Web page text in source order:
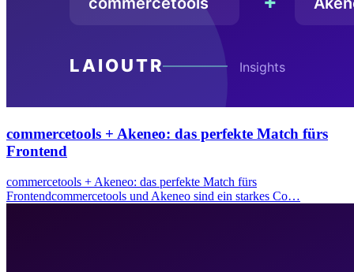
commercetools + Akeneo: das perfekte Match fürs
Frontend
commercetools + Akeneo: das perfekte Match fürs
Frontendcommercetools und Akeneo sind ein starkes Co…